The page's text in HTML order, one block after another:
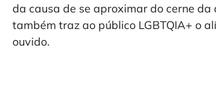
da causa de se aproximar do cerne da
também traz ao público LGBTQIA+ o
ouvido.